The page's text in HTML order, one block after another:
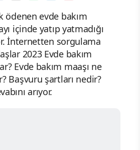
ödenen evde bakım
içinde yatıp yatmadığı
İnternetten sorgulama
2023 Evde bakım
Evde bakım maaşı ne
Başvuru şartları nedir?
arıyor.